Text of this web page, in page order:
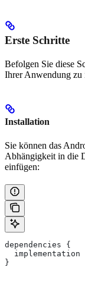
Erste Schritte
Befolgen Sie diese
Ihrer Anwendung zu
Installation
Sie können das
Abhängigkeit in die
einfügen:
dependencies {
  implementation
}